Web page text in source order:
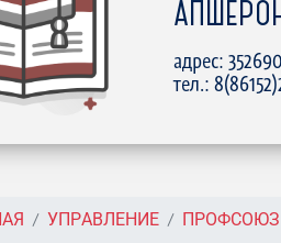
адрес:
тел.:
УПРАВЛЕНИЕ ПРОФСОЮЗ